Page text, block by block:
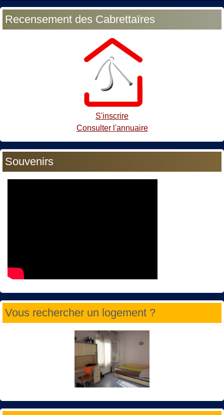
Recensement des Cabrettaïres
S'inscrire
Consulter l'annuaire
Souvenirs
Vous rechercher un logement ?